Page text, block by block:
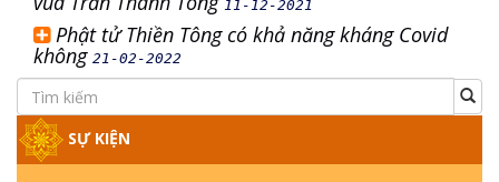
11-12-2021
Phật tử Thiền Tông có khả năng kháng Covid
không 21-02-2022
SỰ KIỆN